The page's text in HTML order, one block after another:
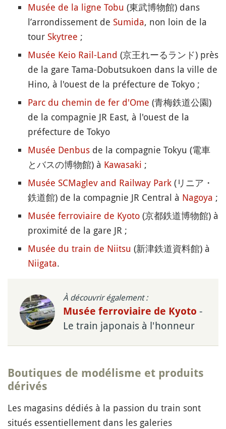
Musée de la ligne Tobu (東武博物館) dans
l’arrondissement de Sumida, non loin de la
tour Skytree ;
Musée Keio Rail-Land (京王れーるランド) près
de la gare Tama-Dobutsukoen dans la ville de
Hino, à l'ouest de la préfecture de Tokyo ;
Parc du chemin de fer d'Ome (青梅鉄道公園)
de la compagnie JR East, à l'ouest de la
préfecture de Tokyo
Musée Denbus de la compagnie Tokyu (電車
とバスの博物館) à Kawasaki ;
Musée SCMaglev and Railway Park (リニア・
鉄道館) de la compagnie JR Central à Nagoya ;
Musée ferroviaire de Kyoto (京都鉄道博物館) à
proximité de la gare JR ;
Musée du train de Niitsu (新津鉄道資料館) à
Niigata.
À découvrir également :
Musée ferroviaire de Kyoto -
Le train japonais à l'honneur
Boutiques de modélisme et produits
dérivés
Les magasins dédiés à la passion du train sont
situés essentiellement dans les galeries